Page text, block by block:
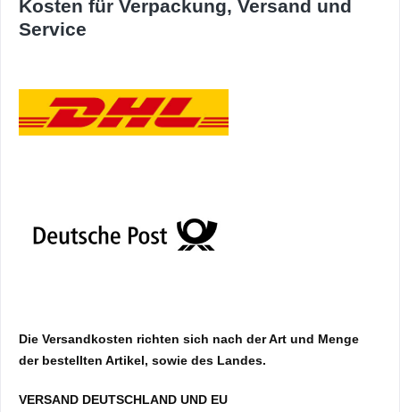
Kosten für Verpackung, Versand und
Service
Die Versandkosten richten sich nach der Art und Menge
der bestellten Artikel, sowie des Landes.
VERSAND DEUTSCHLAND UND EU